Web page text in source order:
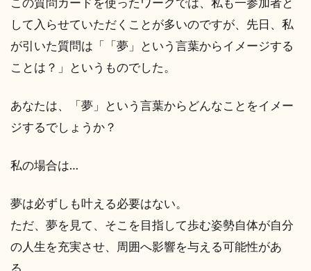
この質問カードを使ったワークでは、私も一参加者と
して入らせていただくことが多いのですが、先日、私
が引いた質問は「「夢」という言葉からイメージする
ことは？」というものでした。
あなたは、「夢」という言葉からどんなことをイメー
ジするでしょうか？
私の場合は…
夢は必ずしも叶える必要はない。
ただ、夢を見て、そこを目指して歩む姿勢自体が自分
の人生を充実させ、周囲へ影響を与える可能性があ
る。